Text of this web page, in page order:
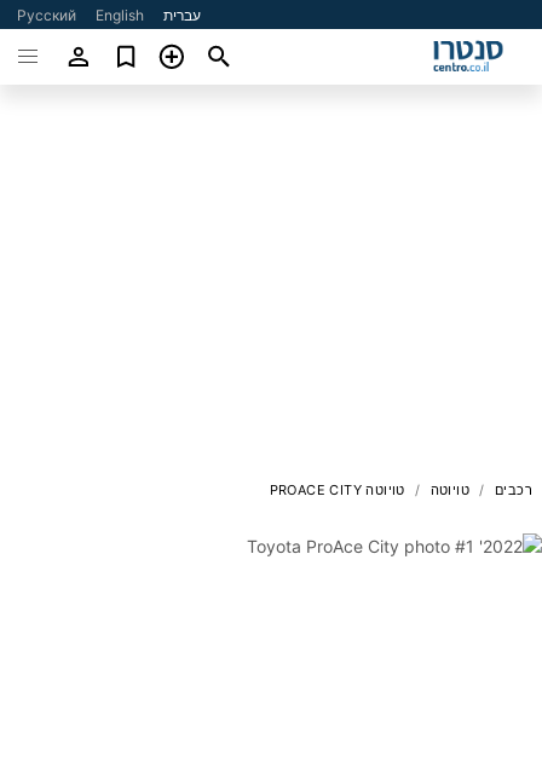
עברית English
Русский
רכבים טויוטה טויוטה PROACE CITY